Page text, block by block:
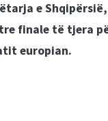
e
finale të tjera
europian.